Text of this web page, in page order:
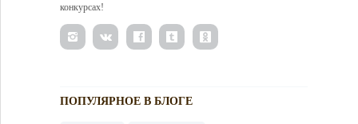
конкурсах!
ПОПУЛЯРНОЕ В БЛОГЕ